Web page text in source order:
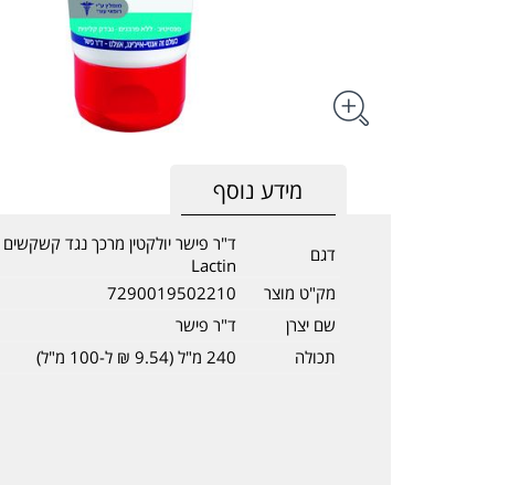
מידע נוסף
דגם
Lactin
מק"ט מוצר
7290019502210
שם יצרן
ד"ר פישר
תכולה
240 מ"ל (9.54 ₪ ל-100 מ"ל)